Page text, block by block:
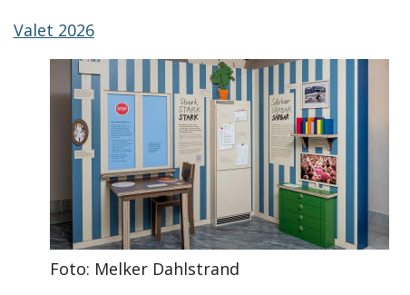
Valet 2026
Foto: Melker Dahlstrand